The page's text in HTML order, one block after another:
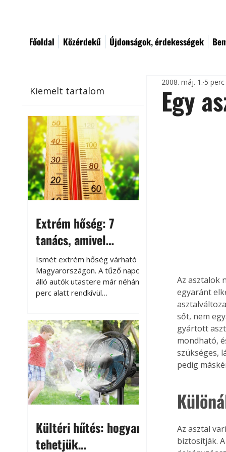
Főoldal Közérdekű Újdonságok, érdekességek
Kiemelt tartalom
Extrém hőség: 7
tanács, amivel
megóvhatjuk
autónkat a nyári
károktól
Ismét extrém hőség várható
Magyarországon. A tűző napon
álló autók utastere már néhány
perc alatt rendkívül
megközelítheti. Ez nemcsak a
beszállást teszi kellemetlenné,
hanem az autó állapotára és a
benne hagyott tárgyakra is
káros hatással lehet. Néhány
egyszerű óvintézkedéssel
azonban jelentősen
csökkenthetjük a hőség káros
Kültéri hűtés: hogyan
tehetjük
Egy
2008. máj. 1. 5
Az asztalok
egyaránt
sőt, nem
gyártott
mondható,
szükséges,
pedig
Az asztal
biztosítják.